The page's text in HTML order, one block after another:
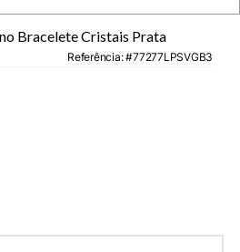
Bracelete Cristais Prata
Referência: 77277LPSVGB3